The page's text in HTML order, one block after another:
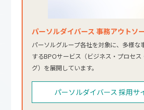
パーソルダイバース 事務アウトソ
パーソルグループ各社を対象に、多様な
するBPOサービス（ビジネス・プロセス
グ）を展開しています。
パーソルダイバース 採用サ